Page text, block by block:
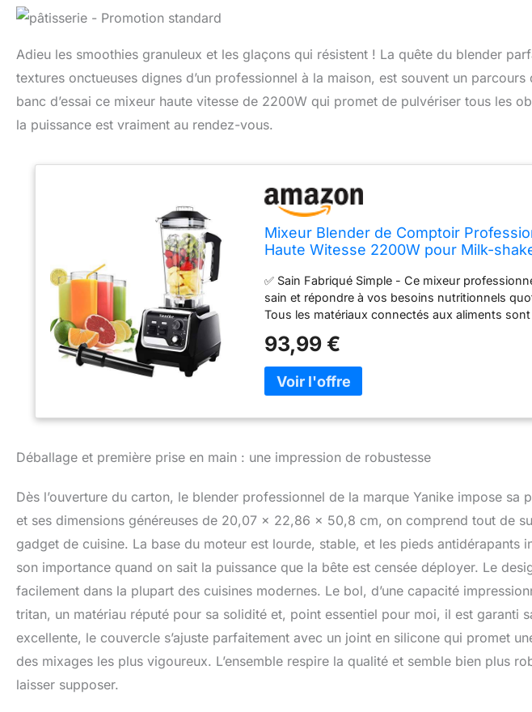
Adieu les smoothies granuleux et les glaçons qui résistent ! La quête du blender
textures onctueuses dignes d’un professionnel à la maison, est souvent un
banc d’essai ce mixeur haute vitesse de 2200W qui promet de pulvériser tous les
la puissance est vraiment au rendez-vous.
Mixeur Blender de Comptoir
Haute Witesse 2200W pour Milk-
Tritan 2 Litres sans BPA
✅ Sain Fabriqué Simple - Ce mixeur
sain et répondre à vos besoins nutritionnels
Tous les matériaux connectés aux aliments
lames en acier inoxydable durci, ce blender à
casser des glaçons et des fruits congelés, il
petite neige fondante en quelques secondes.
conception de minuterie - Il est facile d'ajuster
d’aliments. Le cadran peut être tourné et réglé
temps de travail en fonction des ingrédients, ce
fonctionner automatiquement. ✅Pot sans BPA
surgelées, d'aliments pour bébés et de
usage commercial. Avec une goutte de savon à
de mixage supplémentaire, veuillez rechercher
d'un an: contactez-nous si vous n'êtes pas
le blender ou ses accessoires et nous vous
93,99 €
Déballage et première prise en main : une impression de robustesse
Dès l’ouverture du carton, le blender professionnel de la marque Yanike impose sa
et ses dimensions généreuses de 20,07 x 22,86 x 50,8 cm, on comprend tout de
gadget de cuisine. La base du moteur est lourde, stable, et les pieds antidérapants
son importance quand on sait la puissance que la bête est censée déployer. Le
facilement dans la plupart des cuisines modernes. Le bol, d’une capacité
tritan, un matériau réputé pour sa solidité et, point essentiel pour moi, il est garanti
excellente, le couvercle s’ajuste parfaitement avec un joint en silicone qui promet
des mixages les plus vigoureux. L’ensemble respire la qualité et semble bien plus
laisser supposer.